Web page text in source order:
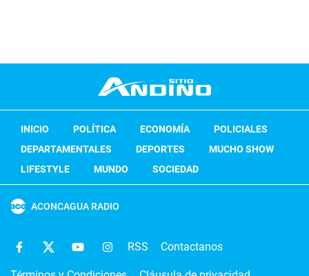
INICIO POLÍTICA ECONOMÍA
POLICIALES
DEPARTAMENTALES
DEPORTES
MUCHO SHOW
LIFESTYLE
MUNDO SOCIEDAD
ACONCAGUA RADIO
RSS Contactanos